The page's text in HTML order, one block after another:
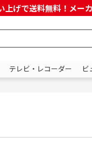
げで送料無料！メー
テレビ・レコーダー ビ